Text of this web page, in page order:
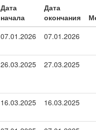
Дата
начала
Дата
окончания
07.01.2026 07.01.2026
26.03.2025 27.03.2025
16.03.2025 16.03.2025